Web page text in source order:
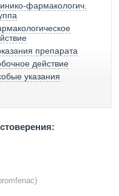
фармакологич.
препарата
действие
указания